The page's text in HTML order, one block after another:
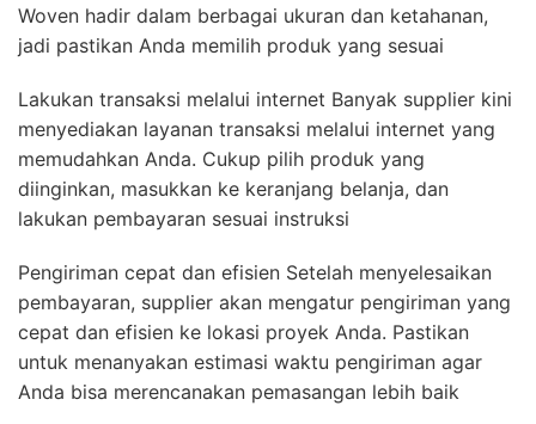
Woven hadir dalam berbagai ukuran dan ketahanan,
jadi pastikan Anda memilih produk yang sesuai
Lakukan transaksi melalui internet Banyak supplier kini
menyediakan layanan transaksi melalui internet yang
memudahkan Anda. Cukup pilih produk yang
diinginkan, masukkan ke keranjang belanja, dan
lakukan pembayaran sesuai instruksi
Pengiriman cepat dan efisien Setelah menyelesaikan
pembayaran, supplier akan mengatur pengiriman yang
cepat dan efisien ke lokasi proyek Anda. Pastikan
untuk menanyakan estimasi waktu pengiriman agar
Anda bisa merencanakan pemasangan lebih baik